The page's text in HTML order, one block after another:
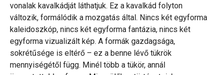
vonalak kavalkádját láthatjuk. Ez a kavalkád folyton
változik, formálódik a mozgatás által. Nincs két egyforma
kaleidoszkóp, nincs két egyforma fantázia, nincs két
egyforma vizualizált kép. A formák gazdagsága,
sokrétűsége is eltérő – ez a benne lévő tükrök
mennyiségétől függ. Minél több a tükör, annál